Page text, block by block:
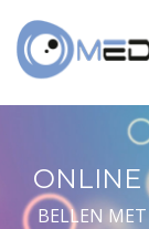
ONLINE
BELLEN